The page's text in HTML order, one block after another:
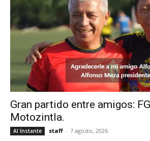
Gran partido entre amigos:
Motozintla.
Al Instante staff - 7 agosto, 2026